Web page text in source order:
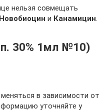
нельзя совмещать
Новобиоцин и Канамицин.
30% 1мл №10)
в зависимости от
уточняйте у